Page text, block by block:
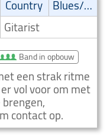
Country
Blues/Swing
Gitarist
Band in opbouw
een strak ritme
vol voor om met
contact op.